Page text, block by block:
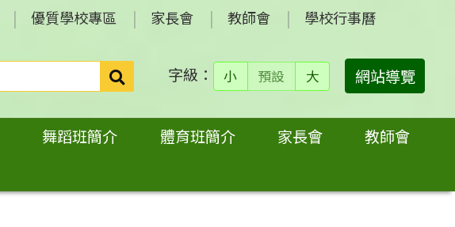
優質學校專區 家長會 教師會 學校行事曆
搜
尋：
字級： 小 預設 大 網站導覽
舞蹈班簡介 體育班簡介 家長會
教師會